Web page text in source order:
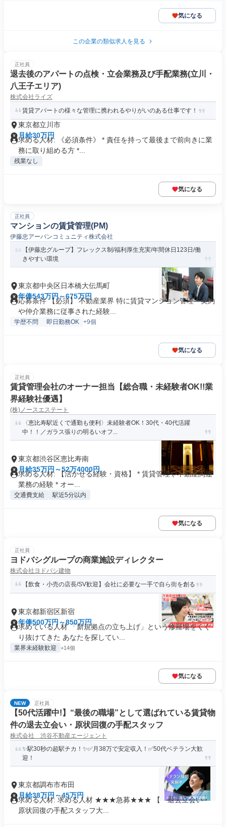
気になる
この企業の類似求人を見る
正社員
退去後のアパートの点検・立会業務及び手配業務(立川・
八王子エリア)
株式会社ライズ
賃貸アパートの様々な管理に携われるやりがいのある仕事です！
東京都立川市
月給30万円
求める人材: 《必須条件》 * 責任を持って最後まで前向きに業
務に取り組める方 *...
残業なし
気になる
正社員
マンションの賃貸管理(PM)
伊藤忠アーバンコミュニティ株式会社
【伊藤忠グループ】フレックス制/福利厚生充実/年間休日123日/働
きやすい環境
東京都中央区日本橋大伝馬町
年俸543万円～675万円
応募条件 【必須】 不動産業界 特に賃貸マンション管理・契約
や仲介業務に従事された経験...
学歴不問 即日勤務OK +9個
気になる
正社員
賃貸管理会社のオーナー担当【総合職・未経験者OK!!業
界経験社優遇】
(株)ノースエステート
〈恵比寿駅近くで通勤も便利〉未経験者OK！30代・40代活躍
中！！／ガラス張りの明るいオフ...
東京都渋谷区恵比寿南
月給35万円～52万4000円
求める人材: 【活かせる経験・資格】 * 賃貸管理や不動産関連
業務の経験 * オー...
交通費支給 駅近5分以内
気になる
正社員
ヨドバシグループの商業施設ディレクター
株式会社ヨドバシ建物
【飲食・小売の店長/SV歓迎】会社に必要な一手で自ら街を創る
東京都新宿区新宿
年俸500万円～850万円
求めている人材 「新規拠点の立ち上げ」という修羅場をくぐ
り抜けてきた あなたを探してい...
業界未経験歓迎 +14個
気になる
NEW 正社員
【50代活躍中!】“最後の職場”として選ばれている賃貸物
件の退去立会い・原状回復の手配スタッフ
株式会社 渋谷不動産エージェント
✨駅30秒の超駅チカ！✨✅月38万で安定収入！✅50代ベテラン大歓
迎！
東京都調布市布田
月給38万円～45万円
求める人材: 求める人材 ★★★急募★★★ 【 退去立会い・
原状回復の手配スタッフ大...